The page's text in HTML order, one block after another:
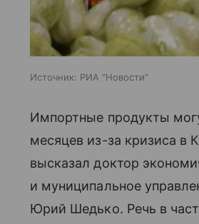
Источник: РИА "Новости"
Импортные продукты
месяцев из-за кризиса в
высказал доктор
и муниципальное
Юрий Шедько. Речь в